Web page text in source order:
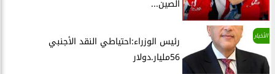
الصين...
الأخبار
رئيس الوزراء:احتياطي النقد الأجنبي
56مليار.دولار